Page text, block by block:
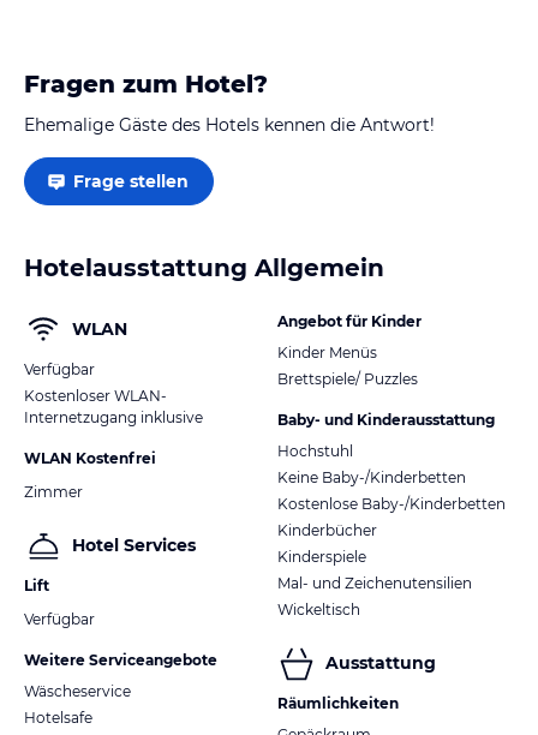
Fragen zum Hotel?
Ehemalige Gäste des Hotels kennen die Antwort!
Frage stellen
Hotelausstattung Allgemein
WLAN
Verfügbar
Kostenloser WLAN-
Internetzugang inklusive
WLAN Kostenfrei
Zimmer
Hotel Services
Lift
Verfügbar
Weitere Serviceangebote
Wäscheservice
Hotelsafe
Angebot für Kinder
Kinder Menüs
Brettspiele/ Puzzles
Baby- und Kinderausstattung
Hochstuhl
Keine Baby-/Kinderbetten
Kostenlose Baby-/Kinderbetten
Kinderbücher
Kinderspiele
Mal- und Zeichenutensilien
Wickeltisch
Ausstattung
Räumlichkeiten